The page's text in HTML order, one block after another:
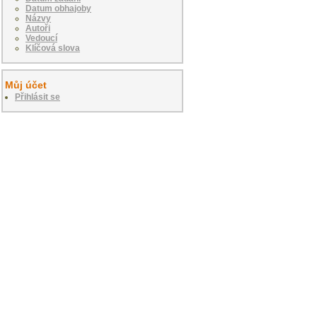
Datum obhajoby
Názvy
Autoři
Vedoucí
Klíčová slova
Můj účet
Přihlásit se